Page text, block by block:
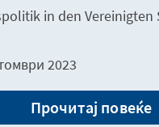
in den Vereinigten
2023
Прочитај повеќе